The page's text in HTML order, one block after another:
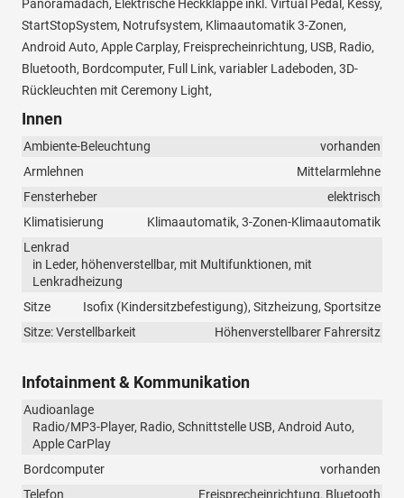
Panoramadach, Elektrische Heckklappe inkl. Virtual Pedal, Kessy,
StartStopSystem, Notrufsystem, Klimaautomatik 3-Zonen,
Android Auto, Apple Carplay, Freisprecheinrichtung, USB, Radio,
Bluetooth, Bordcomputer, Full Link, variabler Ladeboden, 3D-
Rückleuchten mit Ceremony Light,
Innen
Ambiente-Beleuchtung
vorhanden
Armlehnen
Mittelarmlehne
Fensterheber
elektrisch
Klimatisierung
Klimaautomatik, 3-Zonen-Klimaautomatik
Lenkrad
in Leder, höhenverstellbar, mit Multifunktionen, mit
Lenkradheizung
Sitze
Isofix (Kindersitzbefestigung), Sitzheizung, Sportsitze
Sitze: Verstellbarkeit
Höhenverstellbarer Fahrersitz
Infotainment & Kommunikation
Audioanlage
Radio/MP3-Player, Radio, Schnittstelle USB, Android Auto,
Apple CarPlay
Bordcomputer
vorhanden
Telefon
Freisprecheinrichtung, Bluetooth